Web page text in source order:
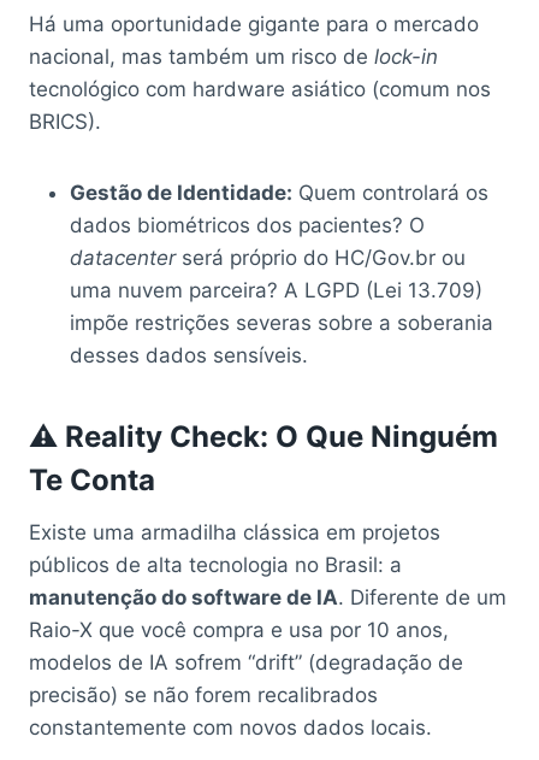
Há uma oportunidade gigante para o mercado
nacional, mas também um risco de lock-in
tecnológico com hardware asiático (comum nos
BRICS).
Gestão de Identidade: Quem controlará os
dados biométricos dos pacientes? O
datacenterserá próprio do HC/Gov.br ou
uma nuvem parceira? A LGPD (Lei 13.709)
impõe restrições severas sobre a soberania
desses dados sensíveis.
⚠️ Reality Check: O Que Ninguém
Te Conta
Existe uma armadilha clássica em projetos
públicos de alta tecnologia no Brasil: a
manutenção do software de IA. Diferente de um
Raio-X que você compra e usa por 10 anos,
modelos de IA sofrem “drift” (degradação de
precisão) se não forem recalibrados
constantemente com novos dados locais.